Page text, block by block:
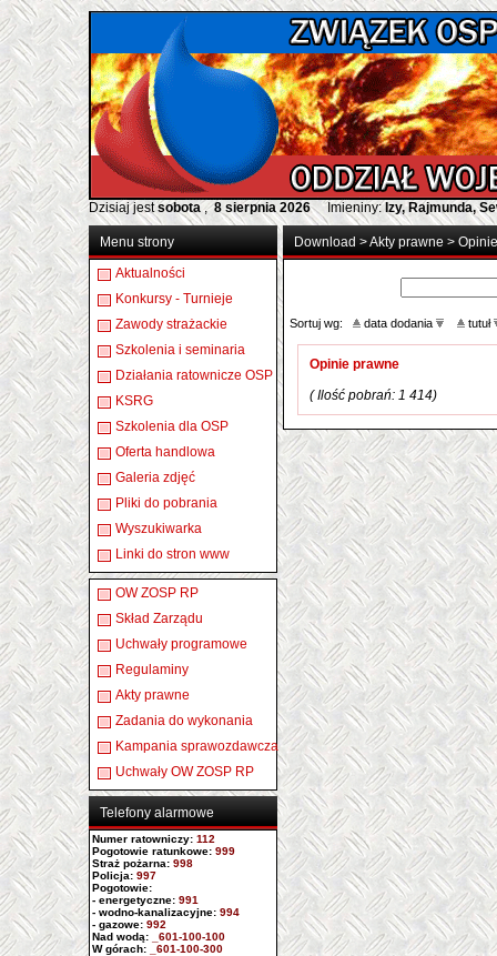
Dzisiaj jestsobota,8 sierpnia 2026 Imieniny: Izy, Rajmunda,
Menu strony
Aktualności
Konkursy - Turnieje
Zawody strażackie
Szkolenia i seminaria
Działania ratownicze OSP
KSRG
Szkolenia dla OSP
Oferta handlowa
Galeria zdjęć
Pliki do pobrania
Wyszukiwarka
Linki do stron www
OW ZOSP RP
Skład Zarządu
Uchwały programowe
Regulaminy
Akty prawne
Zadania do wykonania
Kampania sprawozdawcza
Uchwały OW ZOSP RP
Telefony alarmowe
Numer ratowniczy: 112
Pogotowie ratunkowe: 999
Straż pożarna: 998
Policja: 997
Pogotowie:
- energetyczne: 991
- wodno-kanalizacyjne: 994
- gazowe: 992
Nad wodą: _601-100-100
W górach: _601-100-300
Download >Akty prawne >
Sortuj wg: data dodania tutuł
Opinie prawne
( Ilość pobrań: 1 414)